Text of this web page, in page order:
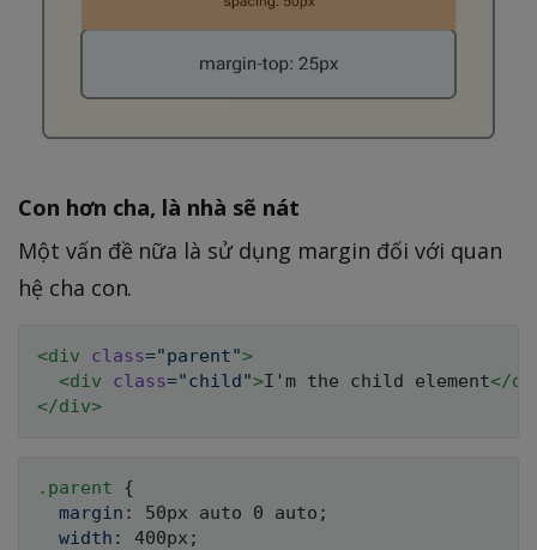
Con hơn cha, là nhà sẽ nát
Một vấn đề nữa là sử dụng margin đối với quan
hệ cha con.
<div class="parent">
<div class="child">I'm the child element</
</div>
.parent {
margin : 50px auto 0 auto ;
width : 400px ;